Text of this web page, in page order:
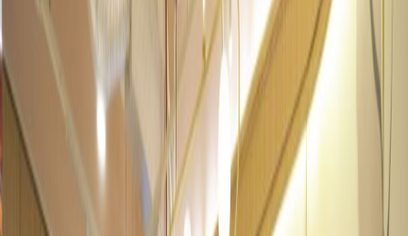
Ruang Pertemuan
Restoran Makan Siang di Tempat
Parkir
Akses internet berkecepatan tinggi
Kontrol suhu
Tampilkan semua